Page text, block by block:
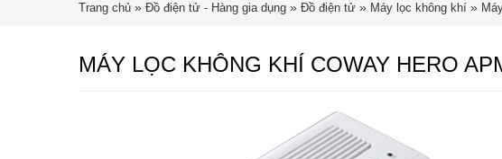
Trang chủ » Đồ điện tử - Hàng gia dụng » Đồ điện tử » Máy lọc không khí »
MÁY LỌC KHÔNG KHÍ COWAY HERO